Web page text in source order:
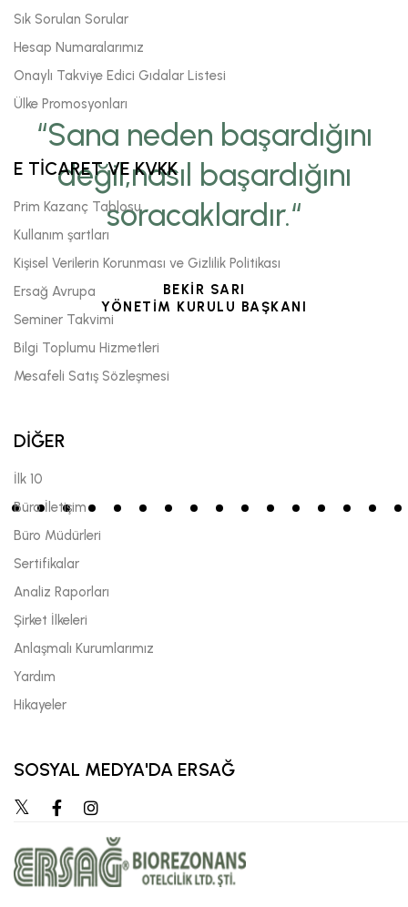
“Sana neden başardığını
değil,nasıl başardığını
soracaklardır.“
BEKİR SARI
YÖNETİM KURULU BAŞKANI
Sık Sorulan Sorular
Hesap Numaralarımız
Onaylı Takviye Edici Gıdalar Listesi
Ülke Promosyonları
E TİCARET VE KVKK
Prim Kazanç Tablosu
Kullanım şartları
Kişisel Verilerin Korunması ve Gizlilik Politikası
Ersağ Avrupa
Seminer Takvimi
Bilgi Toplumu Hizmetleri
Mesafeli Satış Sözleşmesi
DİĞER
İlk 10
Büro İletişim
Büro Müdürleri
Sertifikalar
Analiz Raporları
Şirket İlkeleri
Anlaşmalı Kurumlarımız
Yardım
Hikayeler
SOSYAL MEDYA'DA ERSAĞ